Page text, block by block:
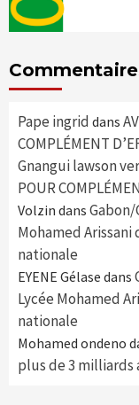
Pape ingrid dans
COMPLÉMENT
Gnangui lawson
POUR
Volzin dans Gabon/
Mohamed
nationale
EYENE Gélase dans
Lycée Mohamed
nationale
Mohamed ondeno
plus de 3 milliards